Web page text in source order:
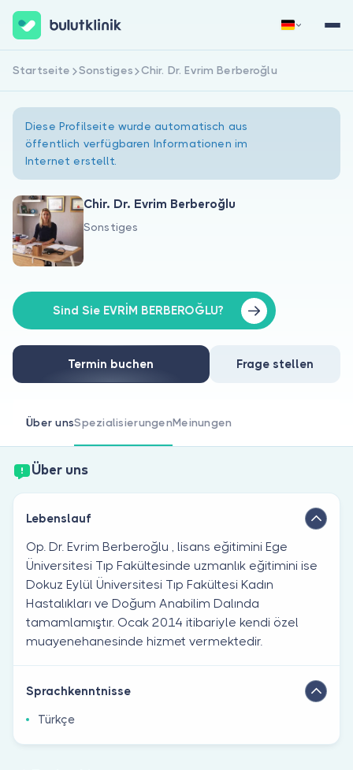
Über uns
Für Patienten
Für Ärzte
Jetzt registrieren Anmelden
Startseite Sonstiges Chir. Dr. Evrim Berberoğlu
Diese Profilseite wurde automatisch aus
öffentlich verfügbaren Informationen im
Internet erstellt.
Chir. Dr. Evrim Berberoğlu
Sonstiges
Sind Sie EVRİM BERBEROĞLU?
Termin buchen Frage stellen
Über unsSpezialisierungenMeinungen
Über uns
Lebenslauf
Op. Dr. Evrim Berberoğlu , lisans eğitimini Ege
Üniversitesi Tıp Fakültesinde uzmanlık eğitimini ise
Dokuz Eylül Üniversitesi Tıp Fakültesi Kadın
Hastalıkları ve Doğum Anabilim Dalında
tamamlamıştır. Ocak 2014 itibariyle kendi özel
muayenehanesinde hizmet vermektedir.
Sprachkenntnisse
Türkçe